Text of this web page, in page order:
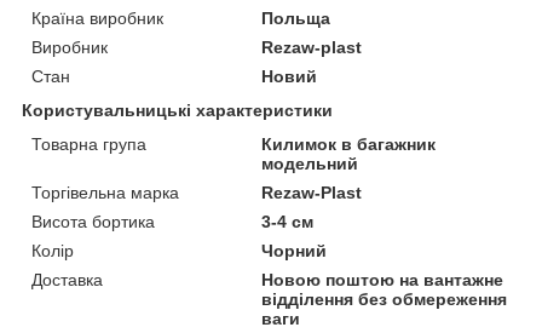
Країна виробник
Польща
Виробник
Rezaw-plast
Стан
Новий
Користувальницькі характеристики
Товарна група
Килимок в багажник
модельний
Торгівельна марка
Rezaw-Plast
Висота бортика
3-4 см
Колір
Чорний
Доставка
Новою поштою на вантажне
відділення без обмереження
ваги